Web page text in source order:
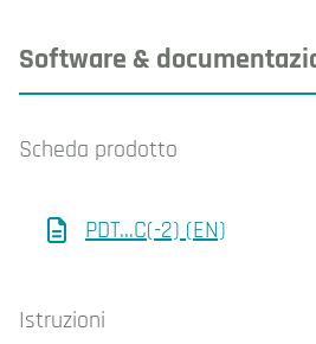
Software &
Scheda prodotto
PDT...C(-2) (EN)
Istruzioni